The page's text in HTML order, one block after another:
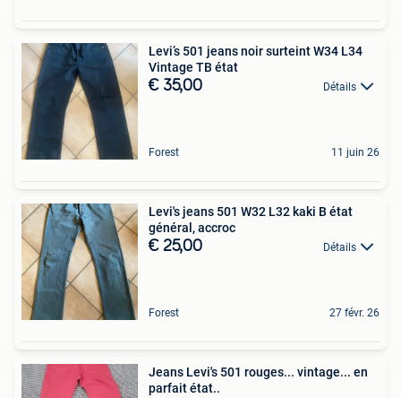
Levi’s 501 jeans noir surteint W34 L34
Vintage TB état
€ 35,00 Détails
Forest 11 juin 26
Levi's jeans 501 W32 L32 kaki B état
général, accroc
€ 25,00 Détails
Forest 27 févr. 26
Jeans Levi's 501 rouges... vintage... en
parfait état..